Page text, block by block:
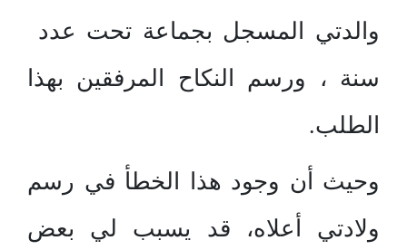
والدتي المسجل بجماعة تحت عدد
سنة ، ورسم النكاح المرفقين بهذا
الطلب.
وحيث أن وجود هذا الخطأ في رسم
ولادتي أعلاه، قد يسبب لي بعض